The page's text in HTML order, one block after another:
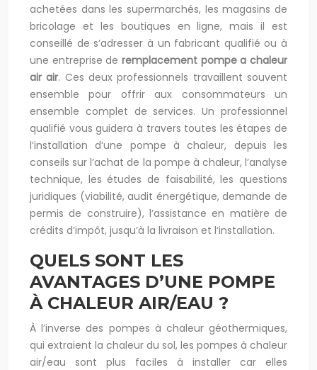
achetées dans les supermarchés, les magasins de
bricolage et les boutiques en ligne, mais il est
conseillé de s’adresser à un fabricant qualifié ou à
une entreprise de remplacement pompe a chaleur
air air. Ces deux professionnels travaillent souvent
ensemble pour offrir aux consommateurs un
ensemble complet de services. Un professionnel
qualifié vous guidera à travers toutes les étapes de
l’installation d’une pompe à chaleur, depuis les
conseils sur l’achat de la pompe à chaleur, l’analyse
technique, les études de faisabilité, les questions
juridiques (viabilité, audit énergétique, demande de
permis de construire), l’assistance en matière de
crédits d’impôt, jusqu’à la livraison et l’installation.
QUELS SONT LES
AVANTAGES D’UNE POMPE
À CHALEUR AIR/EAU ?
À l’inverse des pompes à chaleur géothermiques,
qui extraient la chaleur du sol, les pompes à chaleur
air/eau sont plus faciles à installer car elles